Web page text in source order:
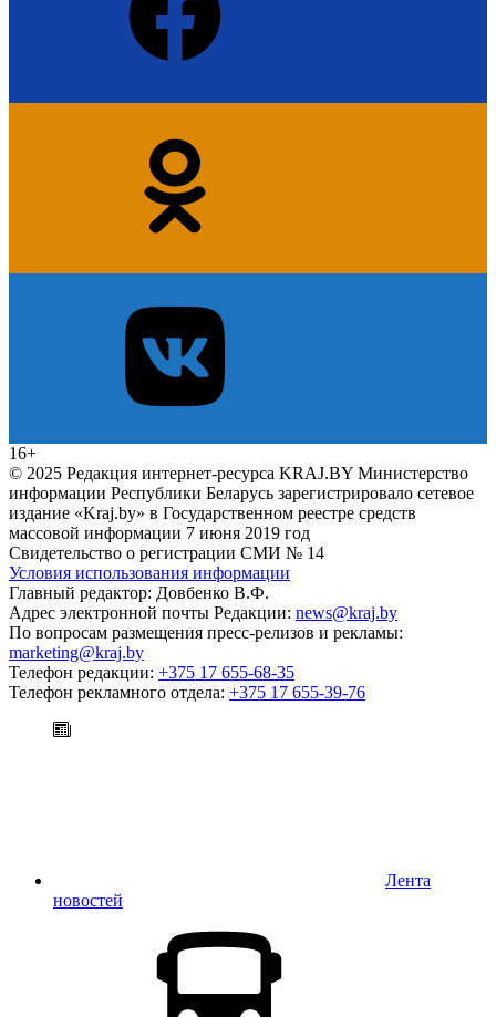
16+
© 2025 Редакция интернет-ресурса KRAJ.BY Министерство
информации Республики Беларусь зарегистрировало сетевое
издание «Kraj.by» в Государственном реестре средств
массовой информации 7 июня 2019 год
Свидетельство о регистрации СМИ № 14
Условия использования информации
Главный редактор: Довбенко В.Ф.
Адрес электронной почты Редакции: news@kraj.by
По вопросам размещения пресс-релизов и рекламы:
marketing@kraj.by
Телефон редакции: +375 17 655-68-35
Телефон рекламного отдела: +375 17 655-39-76
Лента
новостей